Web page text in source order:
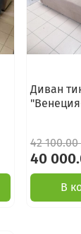
Диван
42
40
В